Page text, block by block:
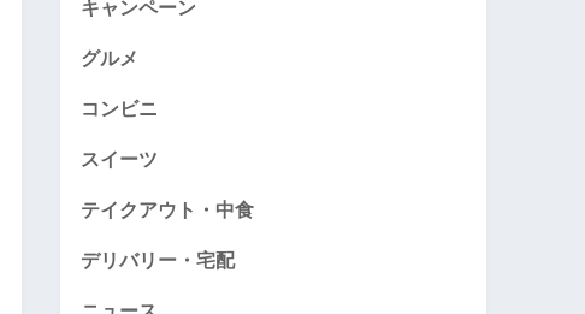
キャンペーン
グルメ
コンビニ
スイーツ
テイクアウト・中食
デリバリー・宅配